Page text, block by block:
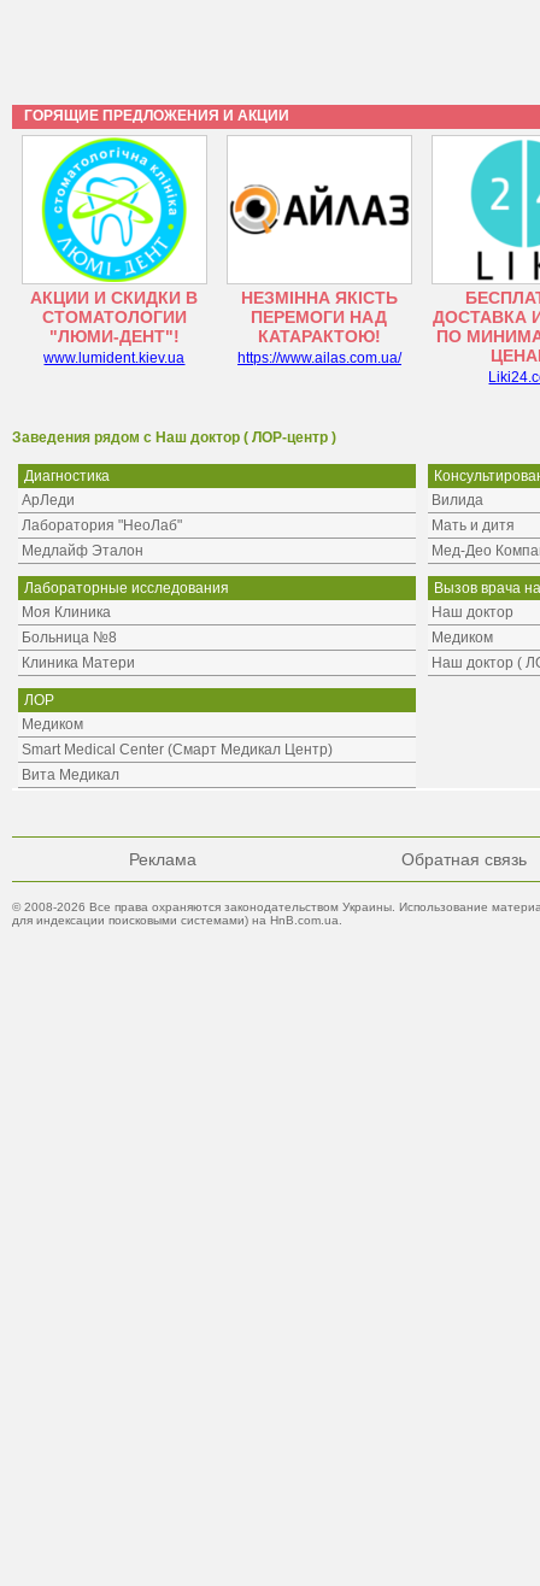
ГОРЯЩИЕ ПРЕДЛОЖЕНИЯ И АКЦИИ
АКЦИИ И СКИДКИ В
СТОМАТОЛОГИИ
"ЛЮМИ-ДЕНТ"!
www.lumident.kiev.ua
НЕЗМІННА ЯКІСТЬ
ПЕРЕМОГИ НАД
КАТАРАКТОЮ!
https://www.ailas.com.ua/
ДОСТАВКА
ПО
Заведения рядом с Наш доктор ( ЛОР-центр )
Диагностика
АрЛеди
Лаборатория "НеоЛаб"
Медлайф Эталон
Вилида
Мать и дитя
Мед-Део
Лабораторные исследования
Моя Клиника
Больница №8
Клиника Матери
Вызов врача
Наш доктор
Медиком
Наш доктор (
ЛОР
Медиком
Smart Medical Center (Смарт Медикал Центр)
Вита Медикал
Реклама Обратная связь
© 2008-2026 Все права охраняются законодательством Украины. Использование
для индексации поисковыми системами) на HnB.com.ua.